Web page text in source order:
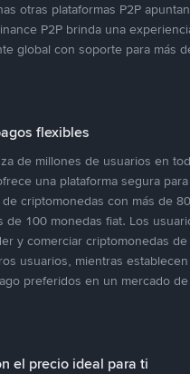
otras plataformas P2P
P2P brinda una
global con soporte para más
flexibles
de millones de usuarios en
una plataforma segura
criptomonedas con más de
de 100 monedas fiat. Los
y comerciar criptomonedas
usuarios, mientras
preferidos en un mercado
el precio ideal para ti